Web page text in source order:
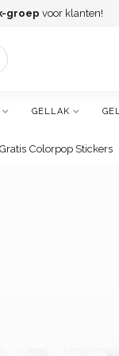
groep voor klanten!
GELLAK
Colorpop Stickers